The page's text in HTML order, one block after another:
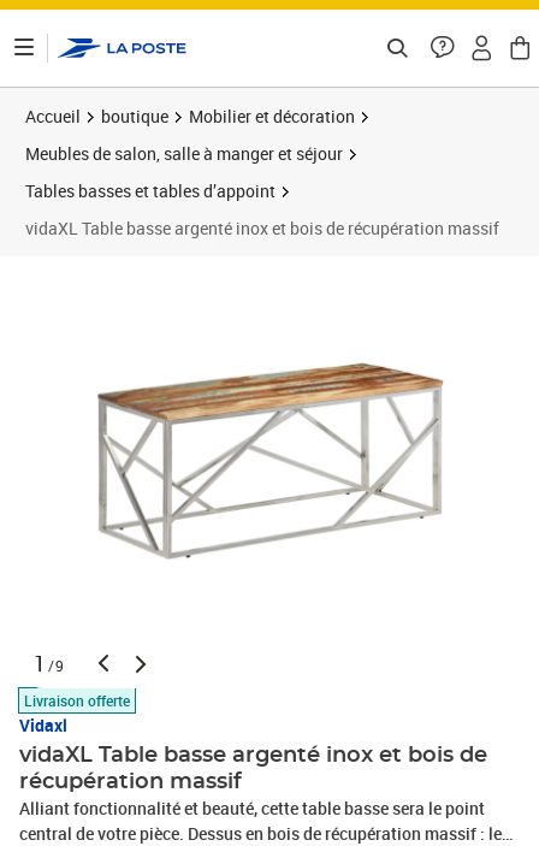
Accueil boutique
Mobilier et décoration
Meubles de salon, salle à manger et séjour
Tables basses et tables d’appoint
vidaXL Table basse argenté inox et bois de récupération massif
1 /9
Livraison offerte
Vidaxl
vidaXL Table basse argenté inox et bois de
récupération massif
Alliant fonctionnalité et beauté, cette table basse sera le point
central de votre pièce. Dessus en bois de récupération massif : le